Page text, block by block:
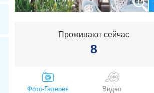
о.Пхукет. Пляж Три Транг
о.Самет
Проживают сейчас
8
Фото-Галерея Видео